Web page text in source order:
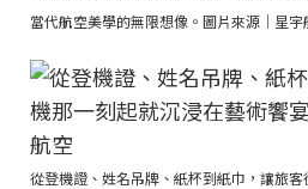
當代航空美學的無限想像。圖片來源｜星宇
從登機證、姓名吊牌、紙杯到紙巾，讓旅